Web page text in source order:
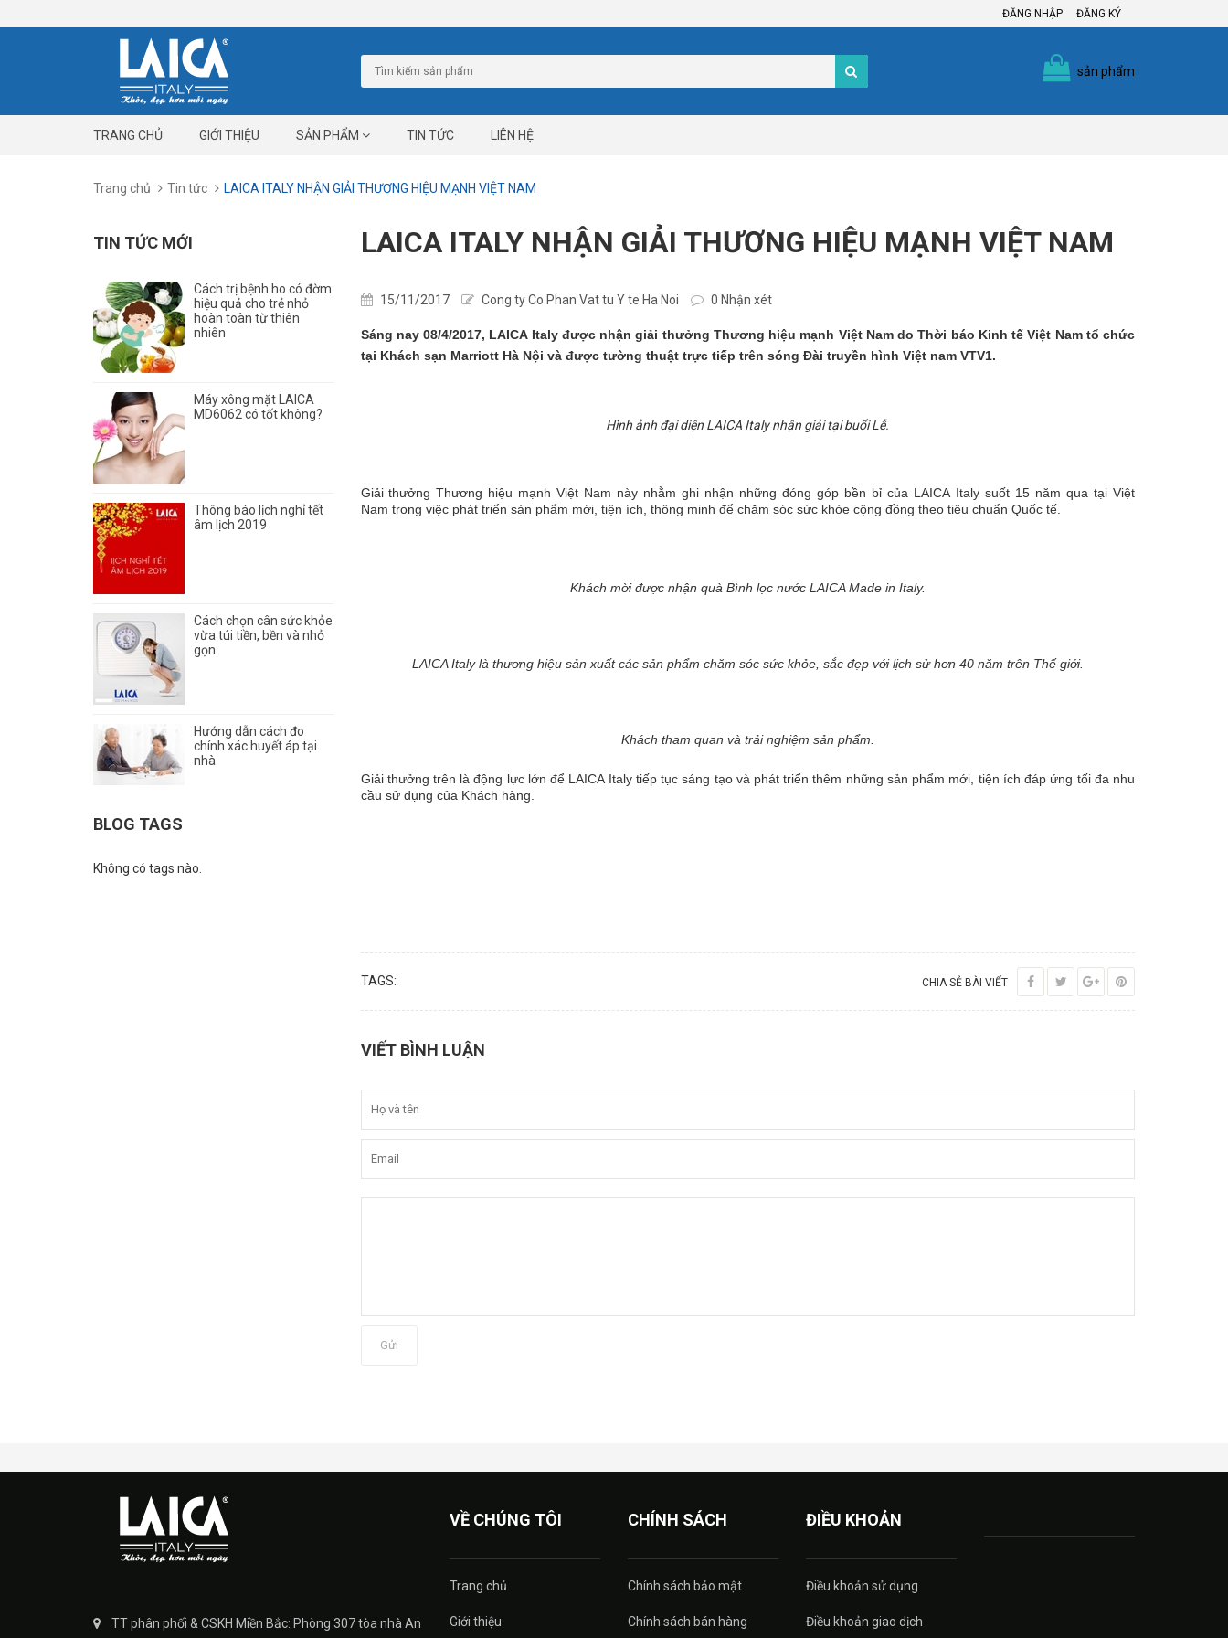
ĐĂNG NHẬP ĐĂNG KÝ
sản phẩm
TRANG CHỦ GIỚI THIỆU SẢN PHẨM TIN TỨC LIÊN HỆ
Trang chủ Tin tức LAICA ITALY NHẬN GIẢI THƯƠNG HIỆU MẠNH VIỆT NAM
LAICA ITALY NHẬN GIẢI THƯƠNG HIỆU MẠNH VIỆT NAM
15/11/2017 Cong ty Co Phan Vat tu Y te Ha Noi 0 Nhận xét
Sáng nay 08/4/2017, LAICA Italy được nhận giải thưởng Thương hiệu mạnh Việt Nam do Thời báo Kinh tế Việt Nam tổ chức
tại Khách sạn Marriott Hà Nội và được tường thuật trực tiếp trên sóng Đài truyền hình Việt nam VTV1.
Hình ảnh đại diện LAICA Italy nhận giải tại buổi Lễ.
Giải thưởng Thương hiệu mạnh Việt Nam này nhằm ghi nhận những đóng góp bền bỉ của LAICA Italy suốt 15 năm qua tại Việt
Nam trong việc phát triển sản phẩm mới, tiện ích, thông minh để chăm sóc sức khỏe cộng đồng theo tiêu chuẩn Quốc tế.
Khách mời được nhận quà Bình lọc nước LAICA Made in Italy.
LAICA Italy là thương hiệu sản xuất các sản phẩm chăm sóc sức khỏe, sắc đẹp với lịch sử hơn 40 năm trên Thế giới.
Khách tham quan và trải nghiệm sản phẩm.
Giải thưởng trên là động lực lớn để LAICA Italy tiếp tục sáng tạo và phát triển thêm những sản phẩm mới, tiện íchđáp ứng tối đa nhu
cầu sử dụng của Khách hàng.
TAGS: CHIA SẺ BÀI VIẾT
VIẾT BÌNH LUẬN
Gửi
TIN TỨC MỚI
Cách trị bệnh ho có đờm
hiệu quả cho trẻ nhỏ
hoàn toàn từ thiên
nhiên
Máy xông mặt LAICA
MD6062 có tốt không?
Thông báo lịch nghỉ tết
âm lịch 2019
Cách chọn cân sức khỏe
vừa túi tiền, bền và nhỏ
gọn.
Hướng dẫn cách đo
chính xác huyết áp tại
nhà
BLOG TAGS
Không có tags nào.
TT phân phối & CSKH Miền Bắc: Phòng 307 tòa nhà An
VỀ CHÚNG TÔI
Trang chủ
Giới thiệu
CHÍNH SÁCH
Chính sách bảo mật
Chính sách bán hàng
ĐIỀU KHOẢN
Điều khoản sử dụng
Điều khoản giao dịch